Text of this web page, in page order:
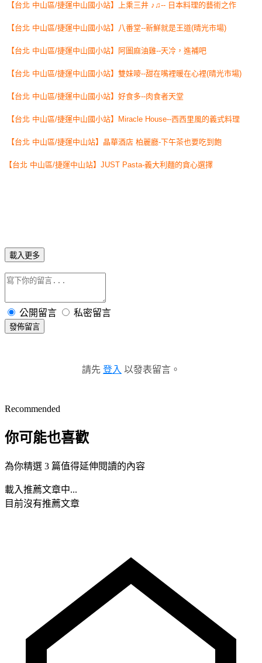
【台北 中山區/捷運中山國小站】上乘三井 ♪♫-- 日本料理的藝術之作
【台北 中山區/捷運中山國小站】八番堂--新鮮就是王道(晴光市場)
【台北 中山區/捷運中山國小站】阿圖麻油雞--天冷，進補吧
【台北 中山區/捷運中山國小站】雙妹嘜--甜在嘴裡暖在心裡(晴光市場)
【台北 中山區/捷運中山國小站】好食多--肉食者天堂
【台北 中山區/捷運中山國小站】Miracle House--西西里風的義式料理
【台北 中山區/捷運中山站】晶華酒店 柏麗廳-下午茶也要吃到飽
【台北 中山區/捷運中山站】JUST Pasta-義大利麵的貪心選擇
載入更多
公開留言 私密留言
發佈留言
請先 登入 以發表留言。
Recommended
你可能也喜歡
為你精選 3 篇值得延伸閱讀的內容
載入推薦文章中...
目前沒有推薦文章